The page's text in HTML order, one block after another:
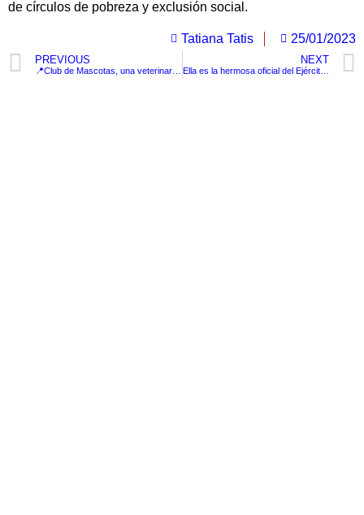
de círculos de pobreza y exclusión social.
Tatiana Tatis 25/01/2023
PREVIOUS NEXT
Ella es la hermosa oficial del Ejército de Colombia que ganó su batalla contra el cáncer